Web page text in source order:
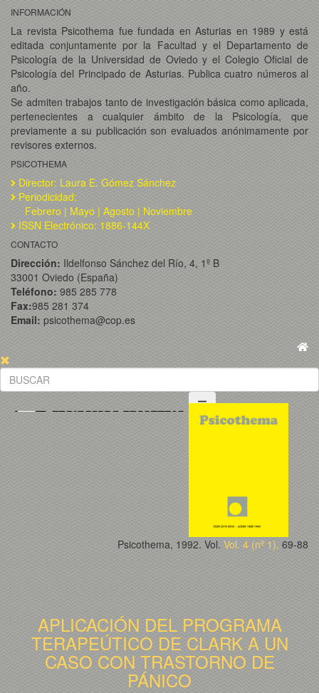
INFORMACIÓN
La revista Psicothema fue fundada en Asturias en 1989 y está
editada conjuntamente por la Facultad y el Departamento de
Psicología de la Universidad de Oviedo y el Colegio Oficial de
Psicología del Principado de Asturias. Publica cuatro números al
año.
Se admiten trabajos tanto de investigación básica como aplicada,
pertenecientes a cualquier ámbito de la Psicología, que
previamente a su publicación son evaluados anónimamente por
revisores externos.
PSICOTHEMA
Director: Laura E. Gómez Sánchez
Periodicidad:
Febrero | Mayo | Agosto | Noviembre
ISSN Electrónico: 1886-144X
CONTACTO
Dirección: Ildelfonso Sánchez del Río, 4, 1º B
33001 Oviedo (España)
Teléfono: 985 285 778
Fax:985 281 374
Email: psicothema@cop.es
Psicothema, 1992. Vol. Vol. 4 (nº 1). 69-88
APLICACIÓN DEL PROGRAMA
TERAPEÚTICO DE CLARK A UN
CASO CON TRASTORNO DE
PÁNICO